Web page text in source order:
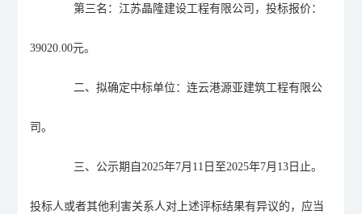
第三名：江苏晶隆建设工程有限公司，投标报价：
39020.00元。
二、拟确定中标单位：连云港源亚建筑工程有限公
司。
三、 公示期自2025年7月11日至2025年7月13日止。
投标人或者其他利害关系人对上述评标结果有异议的，应当